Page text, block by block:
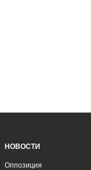
НОВОСТИ
Оппозиция